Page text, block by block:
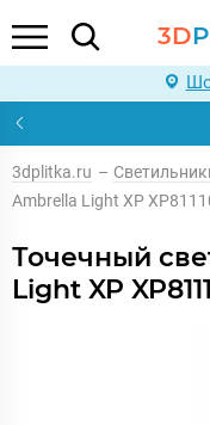
3D
3dplitka.ru –
Ambrella Light XP
Точечный
Light XP